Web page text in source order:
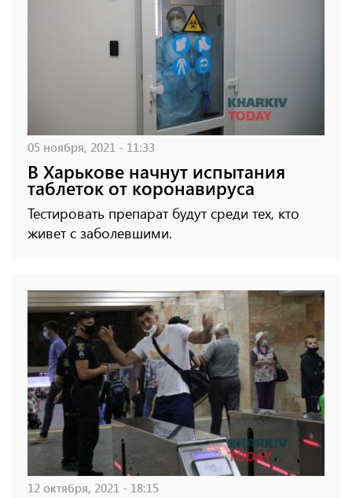
05 ноября, 2021 - 11:33
В Харькове начнут испытания
таблеток от коронавируса
Тестировать препарат будут среди тех, кто
живет с заболевшими.
12 октября, 2021 - 18:15